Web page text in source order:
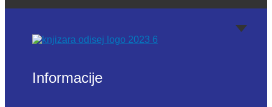
Informacije